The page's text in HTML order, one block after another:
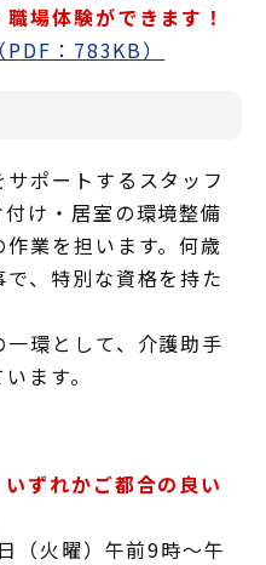
場体験ができます！
：783KB）
ポートするスタッフ
け・居室の環境整備
業を担います。何歳
、特別な資格を持た
環として、介護助手
ます。
ずれかご都合の良い
火曜）午前9時～午